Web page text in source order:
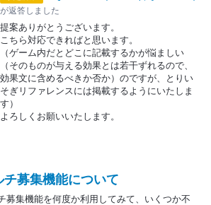
が返答しました
提案ありがとうございます。
こちら対応できればと思います。
（ゲーム内だとどこに記載するかが悩ましい
（そのものが与える効果とは若干ずれるので、
効果文に含めるべきか否か）のですが、とりい
そぎリファレンスには掲載するようにいたしま
す）
よろしくお願いいたします。
チ募集機能について
募集機能を何度か利用してみて、いくつか不